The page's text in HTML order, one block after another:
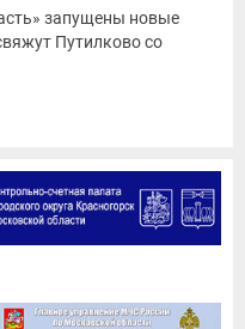
запущены новые
Путилково со